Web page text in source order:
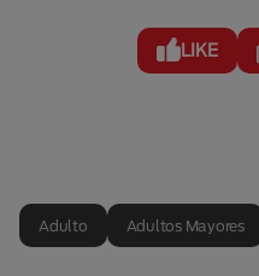
LIKE
Adulto Adultos Mayores